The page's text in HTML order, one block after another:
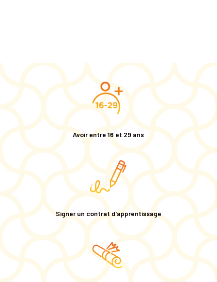
Avoir entre 16 et 29 ans
Signer un contrat d'apprentissage